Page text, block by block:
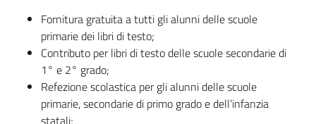
Fornitura gratuita a tutti gli alunni delle scuole
primarie dei libri di testo;
Contributo per libri di testo delle scuole secondarie di
1° e 2° grado;
Refezione scolastica per gli alunni delle scuole
primarie, secondarie di primo grado e dell’infanzia
statali;